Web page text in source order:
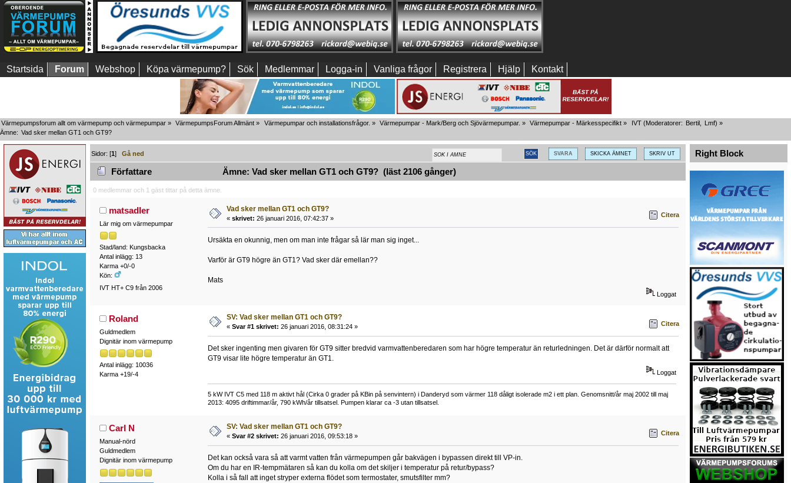
Startsida Forum Webshop Köpa värmepump? Sök Medlemmar Logga-in Vanliga frågor Registrera Hjälp Kontakt
Värmepumpsforum allt om värmepump och värmepumpar » VärmepumpsForum Allmänt » Värmepumpar och installationsfrågor. » Värmepumpar - Mark/Berg och Sjövärmepumpar. » Värmepumpar - Märkesspecifikt » IVT(Moderatorer: Bertil, Lmf) »
Ämne: Vad sker mellan GT1 och GT9?
SVARA SKICKA ÄMNET SKRIV UT
Sidor: [1]Gå ned
Författare Ämne: Vad sker mellan GT1 och GT9? (läst 2106 gånger)
0 medlemmar och 1 gäst tittar på detta ämne.
matsadler
Lär mig om värmepumpar
Stad/land: Kungsbacka
Antal inlägg: 13
Karma +0/-0
Kön:
IVT HT+ C9 från 2006
Vad sker mellan GT1 och GT9?
« skrivet: 26 januari 2016, 07:42:37 » Citera
Ursäkta en okunnig, men om man inte frågar så lär man sig inget...
Varför är GT9 högre än GT1? Vad sker där emellan??
Mats
Loggat
Roland
Guldmedlem
Dignitär inom värmepump
Antal inlägg: 10036
Karma +19/-4
SV: Vad sker mellan GT1 och GT9?
« Svar #1 skrivet: 26 januari 2016, 08:31:24 » Citera
Det sker ingenting men givaren för GT9 sitter bredvid varmvattenberedaren som har högre temperatur än returledningen. Det är därför normalt att
GT9 visar lite högre temperatur än GT1.
Loggat
5 kW IVT C5 med 118 m aktivt hål (Cirka 0 grader på KBin på senvintern) i Danderyd som värmer 118 dåligt isolerade m2 i ett plan. Genomsnitt/år maj 2002 till maj
2013: 4095 driftimmar/år, 790 kWh/år tillsatsel. Pumpen klarar ca -3 utan tillsatsel.
Carl N
Manual-nörd
Guldmedlem
Dignitär inom värmepump
SV: Vad sker mellan GT1 och GT9?
« Svar #2 skrivet: 26 januari 2016, 09:53:18 » Citera
Det kan också vara så att varmt vatten från värmepumpen går bakvägen i bypassen direkt till VP-in.
Om du har en IR-tempmätaren så kan du kolla om det skiljer i temperatur på retur/bypass?
Kolla i så fall att inget stryper externa flödet som termostater, smutsfilter mm?
Right Block